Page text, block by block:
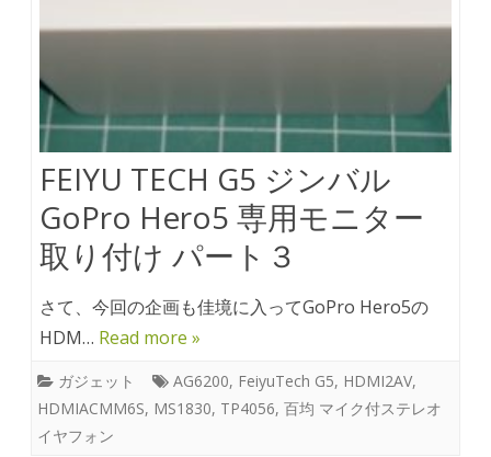
FEIYU TECH G5 ジンバル
GoPro Hero5 専用モニター
取り付け パート３
さて、今回の企画も佳境に入ってGoPro Hero5の
HDM… Read more »
ガジェット AG6200, FeiyuTech G5, HDMI2AV,
HDMIACMM6S, MS1830, TP4056, 百均 マイク付ステレオ
イヤフォン